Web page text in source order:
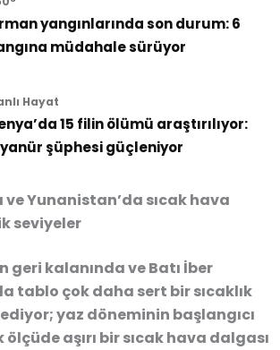
yangınlarında son durum: 6
müdahale sürüyor
Hayat
15 filin ölümü araştırılıyor:
şüphesi güçleniyor
Yunanistan’da sıcak hava
seviyeler
geri kalanında ve Batı İber
tablo çok daha sert bir sıcaklık
yaz döneminin başlangıcı
ölçüde aşırı bir sıcak hava dalgası